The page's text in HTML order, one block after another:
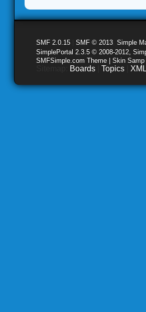
SMF 2.0.15 SMF © 2013 Simple
SimplePortal 2.3.5 © 2008-2012,
SMFSimple.com Theme | Skin Samp
Boards Topics XML